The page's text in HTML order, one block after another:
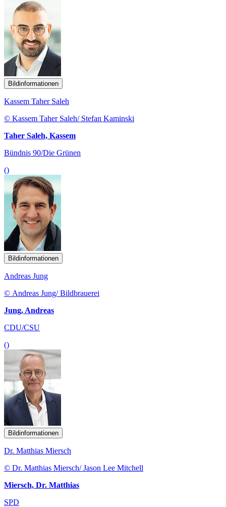
Bildinformationen
Kassem Taher Saleh
© Kassem Taher Saleh/ Stefan Kaminski
Taher Saleh, Kassem
Bündnis 90/Die Grünen
()
Bildinformationen
Andreas Jung
© Andreas Jung/ Bildbrauerei
Jung, Andreas
CDU/CSU
()
Bildinformationen
Dr. Matthias Miersch
© Dr. Matthias Miersch/ Jason Lee Mitchell
Miersch, Dr. Matthias
SPD